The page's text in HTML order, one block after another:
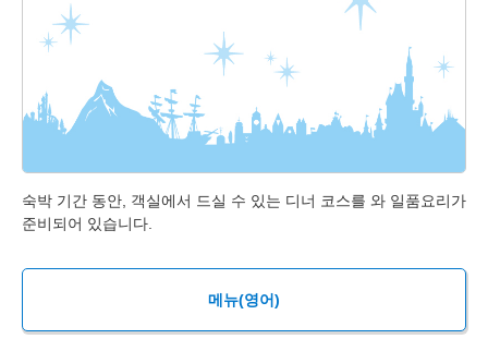
숙박 기간 동안, 객실에서 드실 수 있는 디너 코스를 와 일품요리가
준비되어 있습니다.
메뉴(영어)